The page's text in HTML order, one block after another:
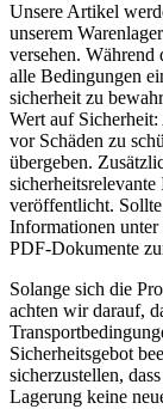
Unsere Artikel
unserem
versehen. Während
alle Bedingungen
sicherheit zu
Wert auf
vor Schäden zu
übergeben.
veröffentlicht.
Informationen unter
PDF-Dokumente
Solange sich die
achten wir darauf,
Sicherheitsgebot
sicherzustellen,
Lagerung keine